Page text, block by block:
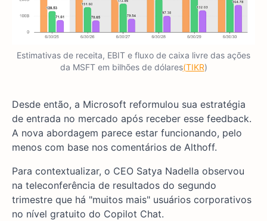
Estimativas de receita, EBIT e fluxo de caixa livre das ações
da MSFT em bilhões de dólares(TIKR)
Desde então, a Microsoft reformulou sua estratégia
de entrada no mercado após receber esse feedback.
A nova abordagem parece estar funcionando, pelo
menos com base nos comentários de Althoff.
Para contextualizar, o CEO Satya Nadella observou
na teleconferência de resultados do segundo
trimestre que há "muitos mais" usuários corporativos
no nível gratuito do Copilot Chat.